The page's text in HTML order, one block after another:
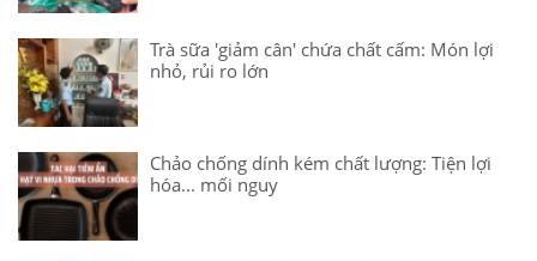
Trà sữa 'giảm cân' chứa chất cấm: Món lợi
nhỏ, rủi ro lớn
Chảo chống dính kém chất lượng: Tiện lợi
hóa... mối nguy